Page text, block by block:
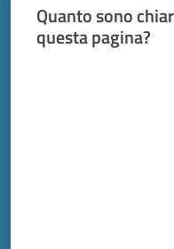
Quanto sono
questa pagina?